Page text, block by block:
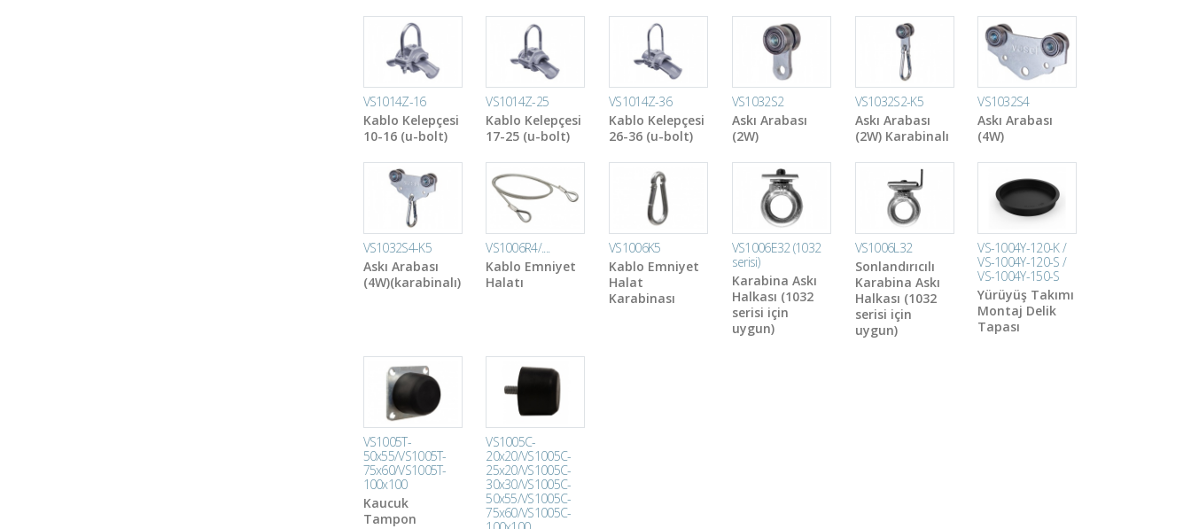
VS1014Z-16
Kablo Kelepçesi
10-16 (u-bolt)
VS1014Z-25
Kablo Kelepçesi
17-25 (u-bolt)
VS1014Z-36
Kablo Kelepçesi
26-36 (u-bolt)
VS1032S2
Askı Arabası
(2W)
VS1032S2-K5
Askı Arabası
(2W) Karabinalı
VS1032S4
Askı Arabası
(4W)
VS1032S4-K5
Askı Arabası
(4W)(karabinalı)
VS1006R4/....
Kablo Emniyet
Halatı
VS1006K5
Kablo Emniyet
Halat
Karabinası
VS1006E32 (1032
serisi)
Karabina Askı
Halkası (1032
serisi için
uygun)
VS1006L32
Sonlandırıcılı
Karabina Askı
Halkası (1032
serisi için
uygun)
VS-1004Y-120-K /
VS-1004Y-120-S /
VS-1004Y-150-S
Yürüyüş Takımı
Montaj Delik
Tapası
VS1005T-
50x55/VS1005T-
75x60/VS1005T-
100x100
Kaucuk
Tampon
VS1005C-
20x20/VS1005C-
25x20/VS1005C-
30x30/VS1005C-
50x55/VS1005C-
75x60/VS1005C-